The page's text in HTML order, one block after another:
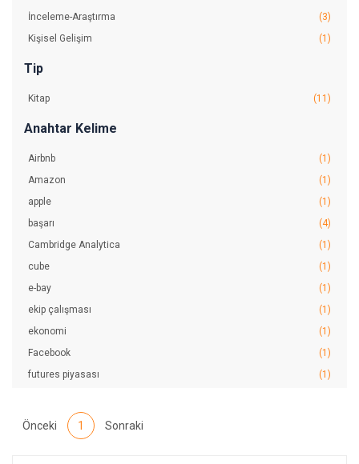
Yves Pigneur
(2)
İnceleme-Araştırma
(3)
Kişisel Gelişim
(1)
Tip
Kitap (11)
Anahtar Kelime
Airbnb
(1)
Amazon
(1)
apple
(1)
başarı
(4)
Cambridge Analytica
(1)
cube
(1)
e-bay
(1)
ekip çalışması
(1)
ekonomi
(1)
Facebook
(1)
futures piyasası
(1)
Önceki 1 Sonraki